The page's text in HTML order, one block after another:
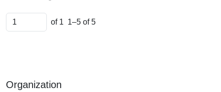
of 1 1–5 of 5
Organization